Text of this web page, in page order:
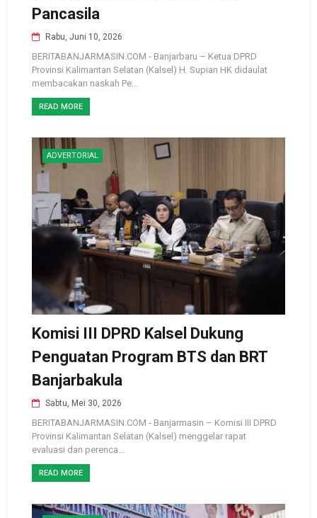
Pancasila
Rabu, Juni 10, 2026
BERITABANJARMASIN.COM - Banjarbaru – Ketua DPRD
Provinsi Kalimantan Selatan (Kalsel) H. Supian HK didaulat
membacakan naskah Pe...
READ MORE
ADVERTORIAL
Komisi III DPRD Kalsel Dukung
Penguatan Program BTS dan BRT
Banjarbakula
Sabtu, Mei 30, 2026
BERITABANJARMASIN.COM - Banjarmasin – Komisi III DPRD
Provinsi Kalimantan Selatan (Kalsel) menggelar rapat
evaluasi dan perenca...
READ MORE